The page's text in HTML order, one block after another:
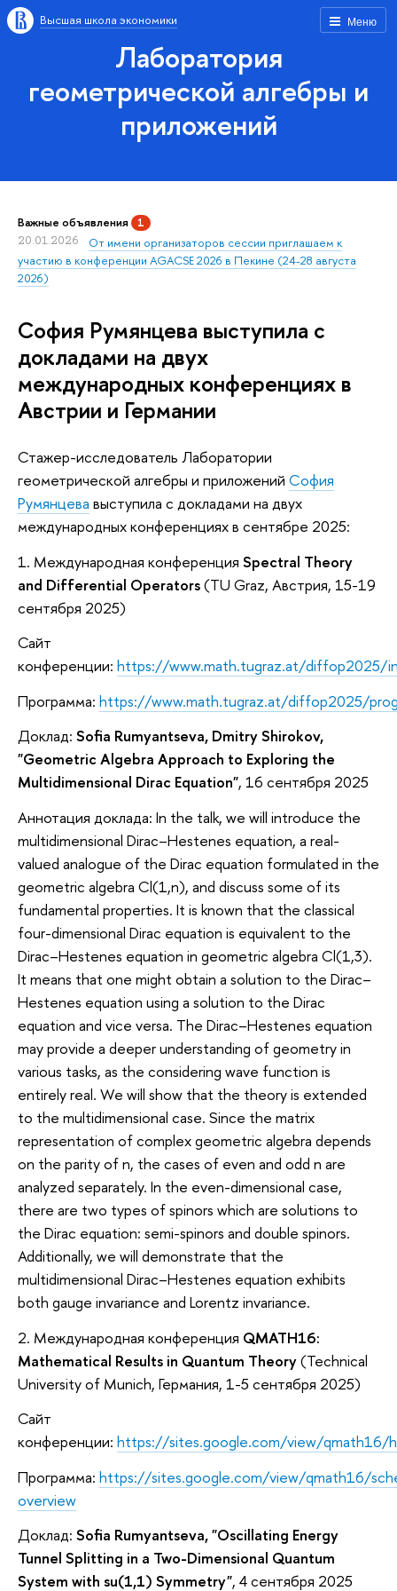
Меню
Высшая школа экономики
Лаборатория
геометрической алгебры и
приложений
Важные объявления 1
20.01.2026
От имени организаторов сессии приглашаем к
участию в конференции AGACSE 2026 в Пекине (24-28 августа
2026)
София Румянцева выступила с
докладами на двух
международных конференциях в
Австрии и Германии
Стажер-исследователь Лаборатории
геометрической алгебры и приложений София
Румянцева выступила с докладами на двух
международных конференциях в сентябре 2025:
1. Международная конференция Spectral Theory
and Differential Operators(TU Graz, Австрия, 15-19
сентября 2025)
Сайт
конференции: https://www.math.tugraz.at/diffop2025/
Программа: https://www.math.tugraz.at/diffop2025/
Доклад: Sofia Rumyantseva, Dmitry Shirokov,
"Geometric Algebra Approach to Exploring the
Multidimensional Dirac Equation", 16 сентября 2025
Аннотация доклада: In the talk, we will introduce the
multidimensional Dirac–Hestenes equation, a real-
valued analogue of the Dirac equation formulated in the
geometric algebra Cl(1,n), and discuss some of its
fundamental properties. It is known that the classical
four-dimensional Dirac equation is equivalent to the
Dirac–Hestenes equation in geometric algebra Cl(1,3).
It means that one might obtain a solution to the Dirac–
Hestenes equation using a solution to the Dirac
equation and vice versa. The Dirac–Hestenes equation
may provide a deeper understanding of geometry in
various tasks, as the considering wave function is
entirely real. We will show that the theory is extended
to the multidimensional case. Since the matrix
representation of complex geometric algebra depends
on the parity of n, the cases of even and odd n are
analyzed separately. In the even-dimensional case,
there are two types of spinors which are solutions to
the Dirac equation: semi-spinors and double spinors.
Additionally, we will demonstrate that the
multidimensional Dirac–Hestenes equation exhibits
both gauge invariance and Lorentz invariance.
2. Международная конференция QMATH16:
Mathematical Results in Quantum Theory(Technical
University of Munich, Германия, 1-5 сентября 2025)
Сайт
конференции: https://sites.google.com/view/qmath16/
Программа: https://sites.google.com/view/qmath16/
overview
Доклад: Sofia Rumyantseva,"Oscillating Energy
Tunnel Splitting in a Two-Dimensional Quantum
System with su(1,1) Symmetry", 4 сентября 2025